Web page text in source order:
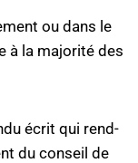
ou dans le
à la majorité des
écrit qui rend-
du conseil de